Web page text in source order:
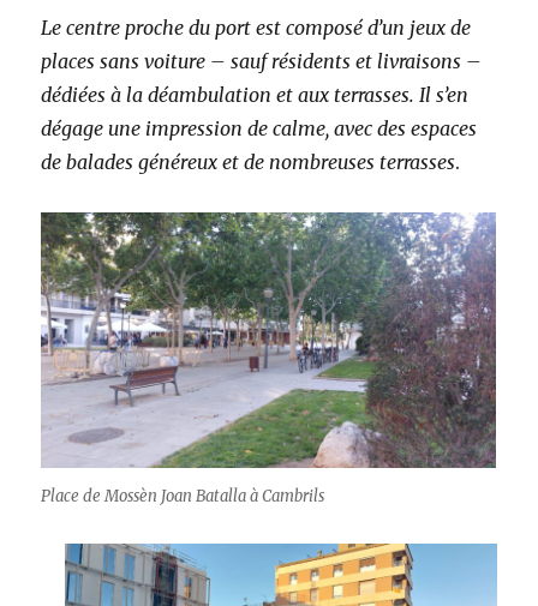
Le centre proche du port est composé d’un jeux de
places sans voiture – sauf résidents et livraisons –
dédiées à la déambulation et aux terrasses. Il s’en
dégage une impression de calme, avec des espaces
de balades généreux et de nombreuses terrasses.
Place de Mossèn Joan Batalla à Cambrils